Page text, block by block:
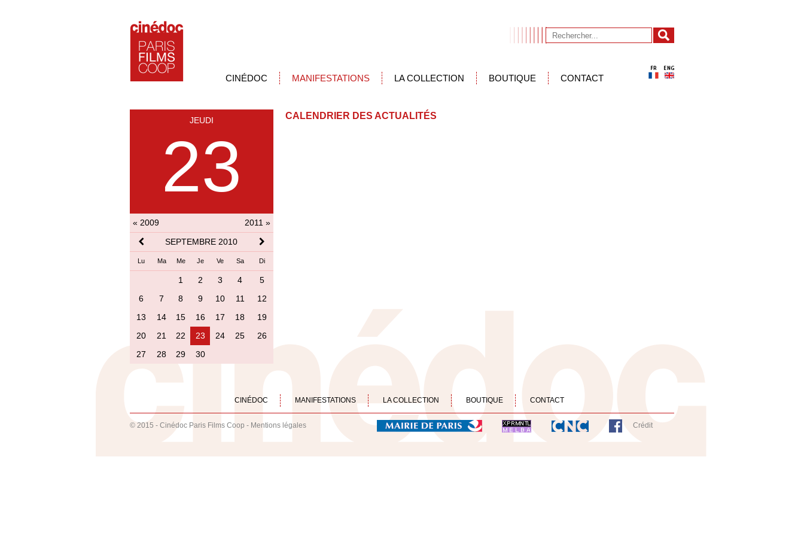
CINÉDOC MANIFESTATIONS LA COLLECTION BOUTIQUE CONTACT
JEUDI
23
« 2009
2011 »
SEPTEMBRE 2010
Lu Ma Me Je Ve Sa Di
1 2 3 4
5
6
7 8 9 10 11
12
13
14 15 16 17 18
19
20
21 22 23 24 25
26
27
28 29 30
CALENDRIER DES ACTUALITÉS
CINÉDOC MANIFESTATIONS LA COLLECTION BOUTIQUE CONTACT
© 2015 - Cinédoc Paris Films Coop - Mentions légales Crédit